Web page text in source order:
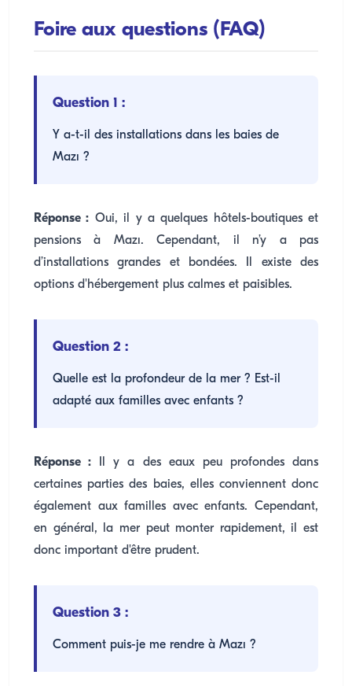
Foire aux questions (FAQ)
Question 1 :
Y a-t-il des installations dans les baies de
Mazı ?
Réponse : Oui, il y a quelques hôtels-boutiques et
pensions à Mazı. Cependant, il n’y a pas
d’installations grandes et bondées. Il existe des
options d'hébergement plus calmes et paisibles.
Question 2 :
Quelle est la profondeur de la mer ? Est-il
adapté aux familles avec enfants ?
Réponse : Il y a des eaux peu profondes dans
certaines parties des baies, elles conviennent donc
également aux familles avec enfants. Cependant,
en général, la mer peut monter rapidement, il est
donc important d'être prudent.
Question 3 :
Comment puis-je me rendre à Mazı ?